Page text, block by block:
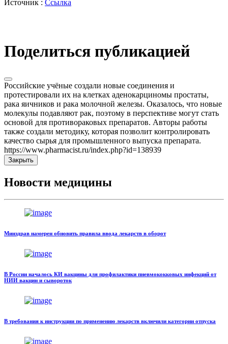
Источник : Ссылка
Поделиться публикацией
Российские учёные создали новые соединения и
протестировали их на клетках аденокарциномы простаты,
рака яичников и рака молочной железы. Оказалось, что новые
молекулы подавляют рак, поэтому в перспективе могут стать
основой для противораковых препаратов. Авторы работы
также создали методику, которая позволит контролировать
качество сырья для промышленного выпуска препарата.
https://www.pharmacist.ru/index.php?id=138939
Закрыть
Новости медицины
Минздрав намерен обновить правила ввода лекарств в оборот
В России началось КИ вакцины для профилактики пневмококковых инфекций от
НИИ вакцин и сывороток
В требования к инструкции по применению лекарств включили категории отпуска